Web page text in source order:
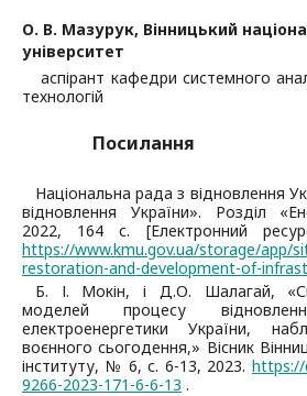
О. В. Мазурук, Вінницький
університет
аспірант кафедри системного
технологій
Посилання
Національна рада з відновлення
відновлення України». Розділ
2022, 164 с. [Електронний
https://www.kmu.gov.ua/storage/app/
restoration-and-development-of-
Б. І. Мокін, і Д.О. Шалагай,
моделей процесу
електроенергетики України,
воєнного сьогодення,» Вісник
інституту, № 6, с. 6-13, 2023. https://
9266-2023-171-6-6-13 .